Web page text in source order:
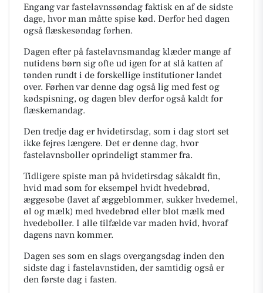
Engang var fastelavnssøndag faktisk en af de sidste
dage, hvor man måtte spise kød. Derfor hed dagen
også flæskesøndag førhen.
Dagen efter på fastelavnsmandag klæder mange af
nutidens børn sig ofte ud igen for at slå katten af
tønden rundt i de forskellige institutioner landet
over. Førhen var denne dag også lig med fest og
kødspisning, og dagen blev derfor også kaldt for
flæskemandag.
Den tredje dag er hvidetirsdag, som i dag stort set
ikke fejres længere. Det er denne dag, hvor
fastelavnsboller oprindeligt stammer fra.
Tidligere spiste man på hvidetirsdag såkaldt fin,
hvid mad som for eksempel hvidt hvedebrød,
æggesøbe (lavet af æggeblommer, sukker hvedemel,
øl og mælk) med hvedebrød eller blot mælk med
hvedeboller. I alle tilfælde var maden hvid, hvoraf
dagens navn kommer.
Dagen ses som en slags overgangsdag inden den
sidste dag i fastelavnstiden, der samtidig også er
den første dag i fasten.